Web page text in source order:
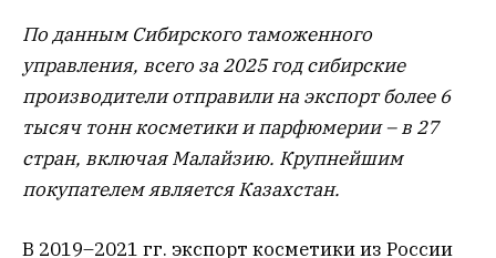
По данным Сибирского таможенного
управления, всего за 2025 год сибирские
производители отправили на экспорт более 6
тысяч тонн косметики и парфюмерии – в 27
стран, включая Малайзию. Крупнейшим
покупателем является Казахстан.
В 2019–2021 гг. экспорт косметики из России